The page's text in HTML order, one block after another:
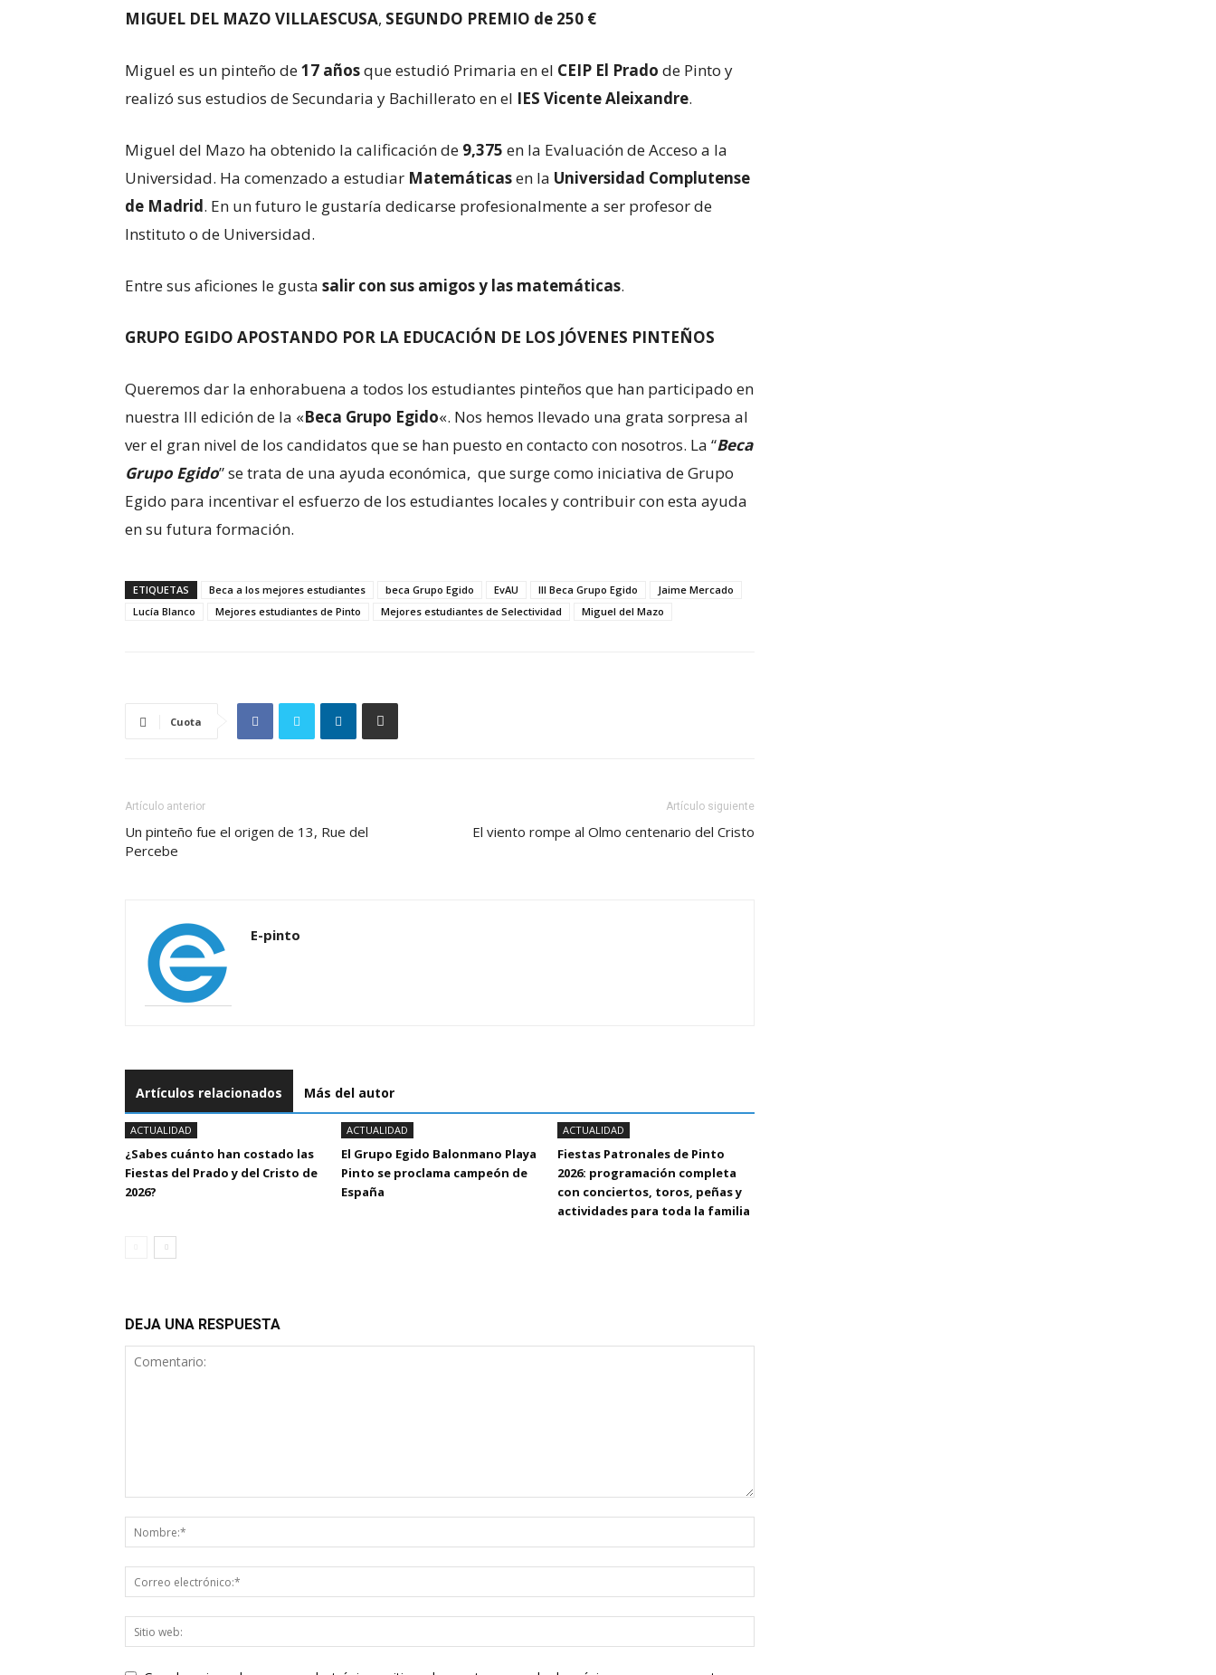
MIGUEL DEL MAZO VILLAESCUSA, SEGUNDO PREMIO de 250 €
Miguel es un pinteño de17 añosque estudió Primaria en el CEIP El Prado de Pinto y
realizó sus estudios de Secundaria y Bachillerato en el IES Vicente Aleixandre.
Miguel del Mazo ha obtenido la calificación de 9,375 en la Evaluación de Acceso a la
Universidad. Ha comenzado a estudiar Matemáticasen la Universidad Complutense
de Madrid. En un futuro le gustaría dedicarse profesionalmente a ser profesor de
Instituto o de Universidad.
Entre sus aficiones le gusta salir con sus amigos y las matemáticas.
GRUPO EGIDO APOSTANDO POR LA EDUCACIÓN DE LOS JÓVENES PINTEÑOS
Queremos dar la enhorabuena a todos los estudiantes pinteños que han participado en
nuestra III edición de la «Beca Grupo Egido«. Nos hemos llevado una grata sorpresa al
ver el gran nivel de los candidatos que se han puesto en contacto con nosotros. La “Beca
Grupo Egido” se trata de una ayuda económica, que surge como iniciativa de Grupo
Egido para incentivar el esfuerzo de los estudiantes locales y contribuir con esta ayuda
en su futura formación.
ETIQUETAS Beca a los mejores estudiantes beca Grupo Egido EvAU III Beca Grupo Egido
Jaime Mercado
Lucía Blanco
Mejores estudiantes de Pinto Mejores estudiantes de Selectividad Miguel del Mazo
Cuota
Artículo anterior
Un pinteño fue el origen de 13, Rue del
Percebe
Artículo siguiente
El viento rompe al Olmo centenario del Cristo
E-pinto
Artículos relacionados Más del autor
ACTUALIDAD
¿Sabes cuánto han costado las
Fiestas del Prado y del Cristo de
2026?
ACTUALIDAD
El Grupo Egido Balonmano Playa
Pinto se proclama campeón de
España
ACTUALIDAD
Fiestas Patronales de Pinto
2026: programación completa
con conciertos, toros, peñas y
actividades para toda la familia
DEJA UNA RESPUESTA